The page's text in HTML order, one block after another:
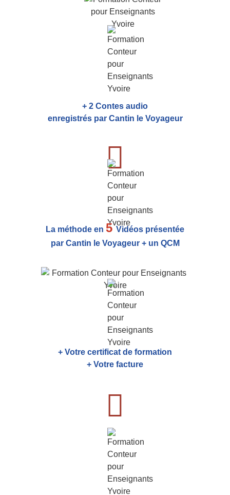
+ 2 Contes audio
enregistrés par Cantin le Voyageur
La méthode en 5Vidéos présentée
par Cantin le Voyageur + un QCM
+ Votre certificat de formation
+ Votre facture